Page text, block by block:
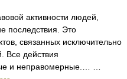
активности людей,
последствия. Это
связанных исключительно
Все действия
и неправомерные.… …